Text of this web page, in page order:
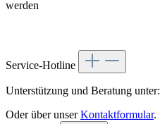
werden
Service-Hotline
Unterstützung und Beratung unter:
Oder über unserKontaktformular.